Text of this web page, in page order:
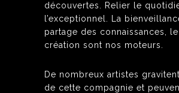
découvertes. Relier le
l’exceptionnel. La
partage des connaissances,
création sont nos moteurs.
De nombreux artistes
de cette compagnie et